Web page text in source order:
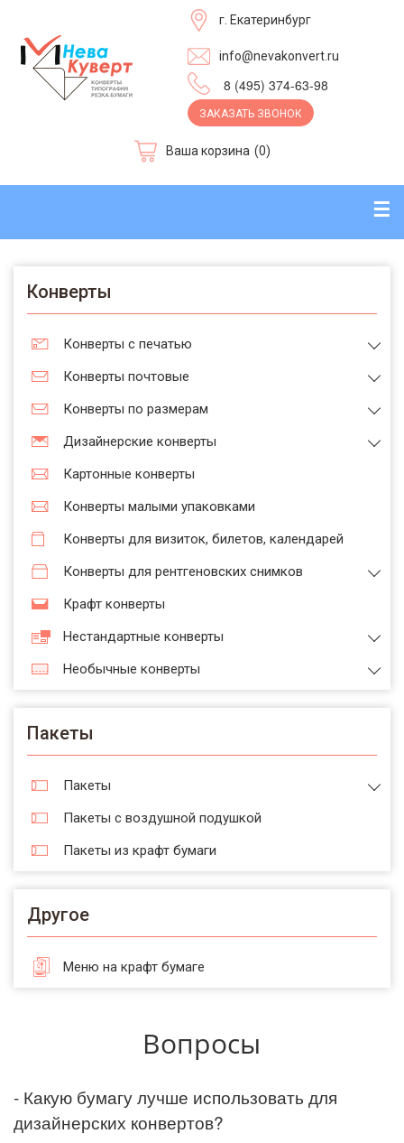
г. Екатеринбург
info@nevakonvert.ru
8 (495) 374-63-98
ЗАКАЗАТЬ ЗВОНОК
Ваша корзина (0)
☰
Конверты
Конверты с печатью
Конверты почтовые
Конверты по размерам
Дизайнерские конверты
Картонные конверты
Конверты малыми упаковками
Конверты для визиток, билетов, календарей
Конверты для рентгеновских снимков
Крафт конверты
Нестандартные конверты
Необычные конверты
Пакеты
Пакеты
Пакеты с воздушной подушкой
Пакеты из крафт бумаги
Другое
Меню на крафт бумаге
Вопросы
- Какую бумагу лучше использовать для
дизайнерских конвертов?